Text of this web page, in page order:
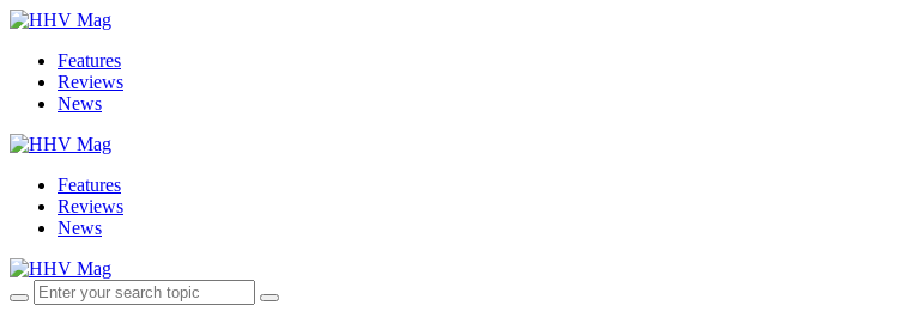
Features
Reviews
News
Features
Reviews
News